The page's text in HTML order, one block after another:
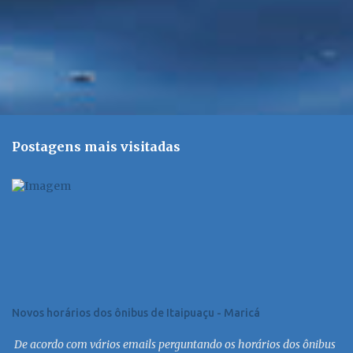
Postagens mais visitadas
Novos horários dos ônibus de Itaipuaçu - Maricá
De acordo com vários emails perguntando os horários dos ônibus